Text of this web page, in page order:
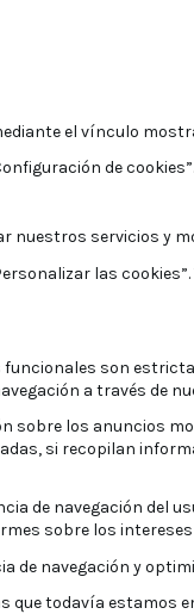
el vínculo
de
nuestros servicios y
las
funcionales son
a través de
sobre los anuncios
si recopilan
de navegación del
sobre los
de navegación y
que todavía estamos